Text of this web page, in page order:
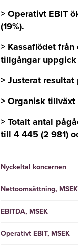
> Operativt EBIT
(19%).
> Kassaflödet
tillgångar uppgick
> Justerat
> Organisk
> Totalt antal
till 4 445 (2 981)
Nyckeltal koncernen
Nettoomsättning, MSEK
EBITDA, MSEK
Operativt EBIT, MSEK